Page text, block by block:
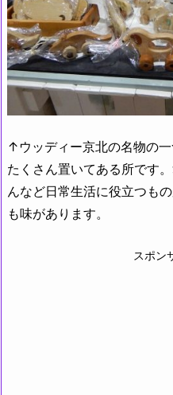
↑ウッディー京北の名物の
たくさん置いてある所です
んなど日常生活に役立つも
も味があります。
スポン